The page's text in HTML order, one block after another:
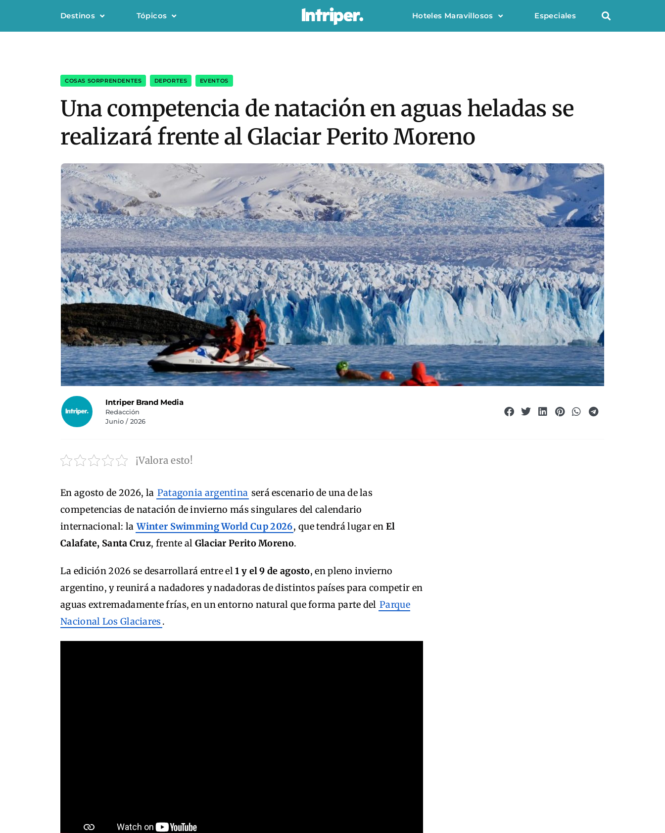
Destinos Tópicos Hoteles Maravillosos Especiales
COSAS SORPRENDENTES DEPORTES EVENTOS
Una competencia de natación en aguas heladas se
realizará frente al Glaciar Perito Moreno
Intriper Brand Media
Redacción
Junio / 2026
¡Valora esto!
En agosto de 2026, la Patagonia argentina será escenario de una de las
competencias de natación de invierno más singulares del calendario
internacional: la Winter Swimming World Cup 2026, que tendrá lugar enEl
Calafate, Santa Cruz, frente al Glaciar Perito Moreno.
La edición 2026 se desarrollará entre el1 y el 9 de agosto, en pleno invierno
argentino, y reunirá a nadadores y nadadoras de distintos países para competir en
aguas extremadamente frías, en un entorno natural que forma parte del Parque
Nacional Los Glaciares .